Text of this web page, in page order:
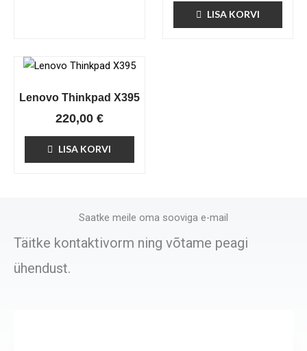
LISA KORVI
Lenovo Thinkpad X395
220,00 €
LISA KORVI
Saatke meile oma sooviga e-mail
Täitke kontaktivorm ning võtame peagi
ühendust.